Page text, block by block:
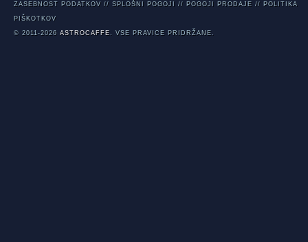
ZASEBNOST PODATKOV // SPLOŠNI POGOJI // POGOJI PRODAJE // POLITIKA
PIŠKOTKOV
© 2011-2026 ASTROCAFFE. VSE PRAVICE PRIDRŽANE.